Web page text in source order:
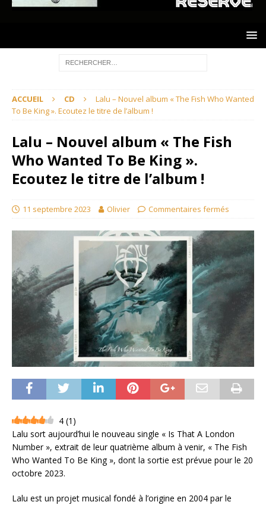
ACCUEIL CD
Lalu – Nouvel album « The Fish Who Wanted
To Be King ». Ecoutez le titre de l’album !
Lalu – Nouvel album « The Fish
Who Wanted To Be King ».
Ecoutez le titre de l’album !
11 septembre 2023 Olivier Commentaires fermés
4 (1 )
Lalu sort aujourd’hui le nouveau single « Is That A London
Number », extrait de leur quatrième album à venir, « The Fish
Who Wanted To Be King », dont la sortie est prévue pour le 20
octobre 2023.
Lalu est un projet musical fondé à l’origine en 2004 par le